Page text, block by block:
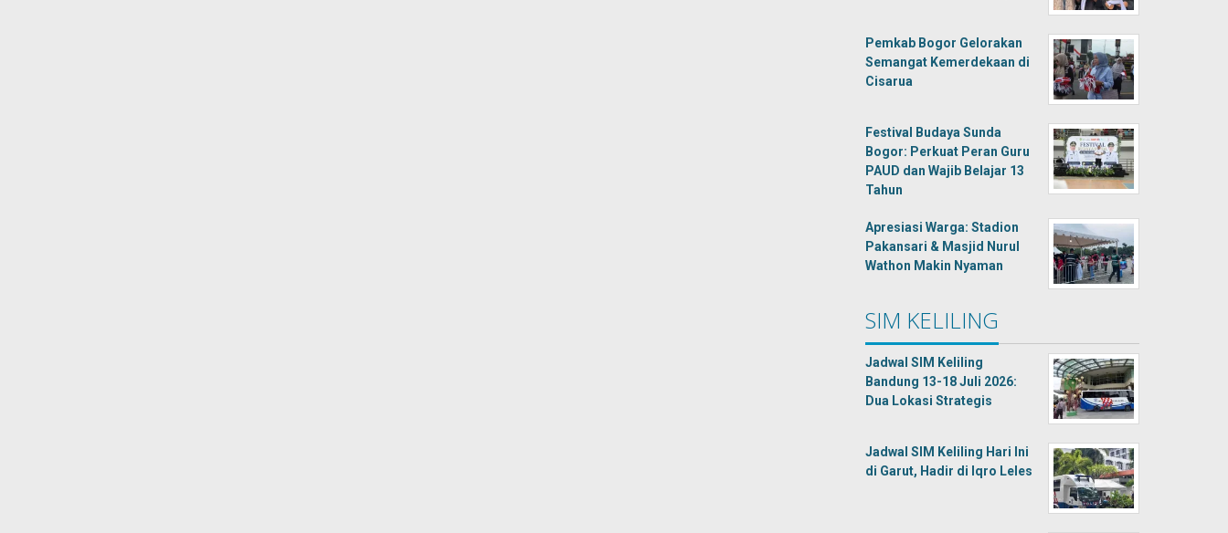
Pemkab Bogor Gelorakan
Semangat Kemerdekaan di
Cisarua
Festival Budaya Sunda
Bogor: Perkuat Peran Guru
PAUD dan Wajib Belajar 13
Tahun
Apresiasi Warga: Stadion
Pakansari & Masjid Nurul
Wathon Makin Nyaman
SIM KELILING
Jadwal SIM Keliling
Bandung 13-18 Juli 2026:
Dua Lokasi Strategis
Jadwal SIM Keliling Hari Ini
di Garut, Hadir di Iqro Leles